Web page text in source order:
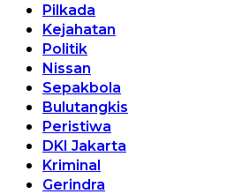
Pilkada
Kejahatan
Politik
Nissan
Sepakbola
Bulutangkis
Peristiwa
DKI Jakarta
Kriminal
Gerindra